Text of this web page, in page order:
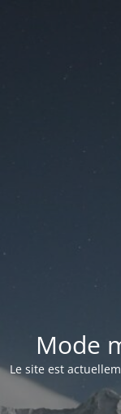
Mode
Le site est